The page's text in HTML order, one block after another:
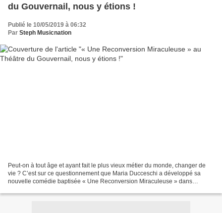
du Gouvernail, nous y étions !
Publié le 10/05/2019 à 06:32
Par Steph Musicnation
Peut-on à tout âge et ayant fait le plus vieux métier du monde, changer de
vie ? C’est sur ce questionnement que Maria Ducceschi a développé sa
nouvelle comédie baptisée « Une Reconversion Miraculeuse » dans